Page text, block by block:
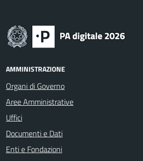
AMMINISTRAZIONE
Organi di Governo
Aree Amministrative
Uffici
Documenti e Dati
Enti e Fondazioni